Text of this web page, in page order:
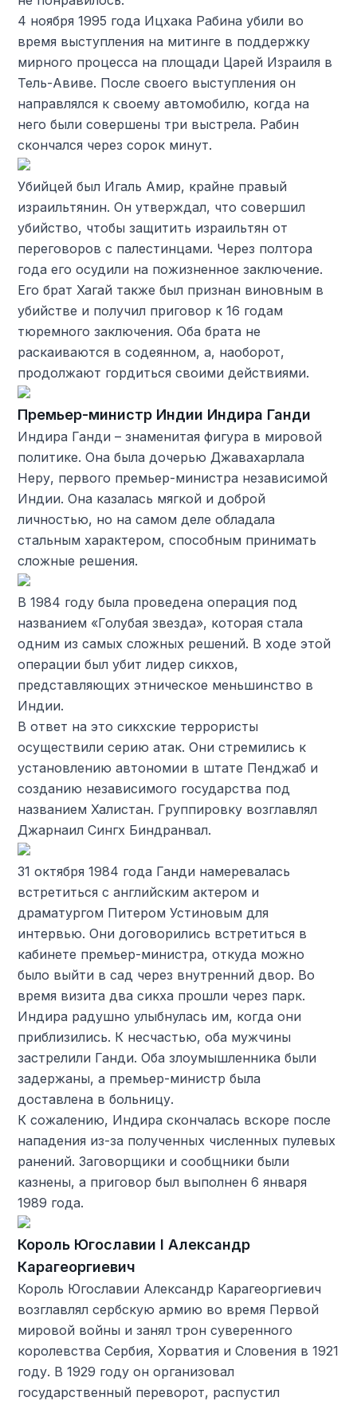
4 ноября 1995 года Ицхака Рабина убили во
время выступления на митинге в поддержку
мирного процесса на площади Царей Израиля в
Тель-Авиве. После своего выступления он
направлялся к своему автомобилю, когда на
него были совершены три выстрела. Рабин
скончался через сорок минут.
Убийцей был Игаль Амир, крайне правый
израильтянин. Он утверждал, что совершил
убийство, чтобы защитить израильтян от
переговоров с палестинцами. Через полтора
года его осудили на пожизненное заключение.
Его брат Хагай также был признан виновным в
убийстве и получил приговор к 16 годам
тюремного заключения. Оба брата не
раскаиваются в содеянном, а, наоборот,
продолжают гордиться своими действиями.
Премьер-министр Индии Индира Ганди
Индира Ганди – знаменитая фигура в мировой
политике. Она была дочерью Джавахарлала
Неру, первого премьер-министра независимой
Индии. Она казалась мягкой и доброй
личностью, но на самом деле обладала
стальным характером, способным принимать
сложные решения.
В 1984 году была проведена операция под
названием «Голубая звезда», которая стала
одним из самых сложных решений. В ходе этой
операции был убит лидер сикхов,
представляющих этническое меньшинство в
Индии.
В ответ на это сикхские террористы
осуществили серию атак. Они стремились к
установлению автономии в штате Пенджаб и
созданию независимого государства под
названием Халистан. Группировку возглавлял
Джарнаил Сингх Биндранвал.
31 октября 1984 года Ганди намеревалась
встретиться с английским актером и
драматургом Питером Устиновым для
интервью. Они договорились встретиться в
кабинете премьер-министра, откуда можно
было выйти в сад через внутренний двор. Во
время визита два сикха прошли через парк.
Индира радушно улыбнулась им, когда они
приблизились. К несчастью, оба мужчины
застрелили Ганди. Оба злоумышленника были
задержаны, а премьер-министр была
доставлена в больницу.
К сожалению, Индира скончалась вскоре после
нападения из-за полученных численных пулевых
ранений. Заговорщики и сообщники были
казнены, а приговор был выполнен 6 января
1989 года.
Король Югославии I Александр
Карагеоргиевич
Король Югославии Александр Карагеоргиевич
возглавлял сербскую армию во время Первой
мировой войны и занял трон суверенного
королевства Сербия, Хорватия и Словения в 1921
году. В 1929 году он организовал
государственный переворот, распустил